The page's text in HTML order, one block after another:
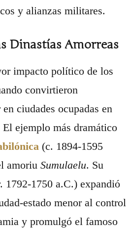
y alianzas militares.
Dinastías Amorreas
impacto político de los
convirtieron
ciudades ocupadas en
El ejemplo más dramático
(c. 1894-1595
amoriu Sumulaelu. Su
1792-1750 a.C.) expandió
estado menor al control
y promulgó el famoso